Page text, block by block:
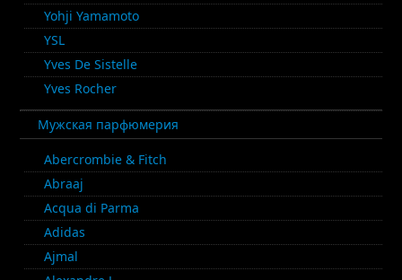
Yohji Yamamoto
YSL
Yves De Sistelle
Yves Rocher
Мужская парфюмерия
Abercrombie & Fitch
Abraaj
Acqua di Parma
Adidas
Ajmal